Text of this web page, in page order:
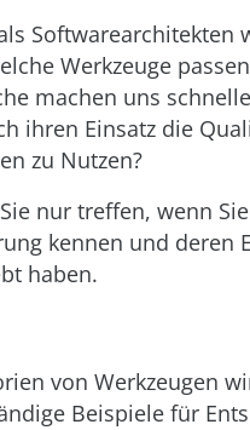
Softwarearchitekten
Werkzeuge
machen uns
ihren Einsatz die
zu Nutzen?
nur treffen, wenn
kennen und deren
haben.
von Werkzeugen
Beispiele für